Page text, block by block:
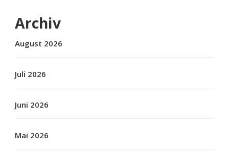
Archiv
August 2026
Juli 2026
Juni 2026
Mai 2026